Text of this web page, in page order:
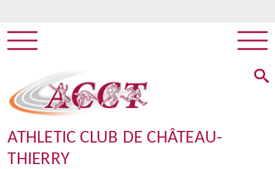
ATHLETIC CLUB DE CHÂTEAU-
THIERRY